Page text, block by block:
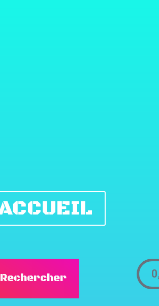
Rechercher